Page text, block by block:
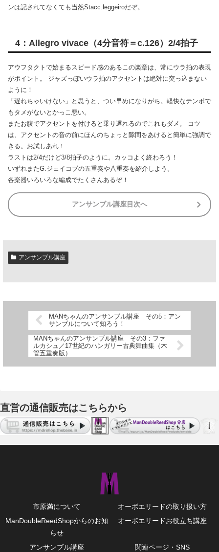
ンは記されてなくても当然Stacc.leggeiroだぞ。
4：Allegro vivace（4分音符＝c.126）2/4拍子
アウフタクトで始まるスピード感のあるこの楽章は、常にウラ拍の表現
がポイント。 ジャズっぽいウラ拍のアクセントは絶対に突っ込まない
ように！
「遅れちゃいけない」と思うと、つい早めになりがち。軽快なテンポで
もタメがないとかっこ悪い。
またお腹でアクセントを付けると乗り遅れるのでこれもダメ。 コツ
は、アクセントの音の前にほんのちょっと隙間をあけると簡単に強調で
きる。お試しあれ！
ラストは2/4だけど3/8拍子のように。カッコよく終わろう！
いずれまたG.ジェイコブの五重奏や八重奏を紹介しよう。
各楽器いろいろな編成でたくさんあるぞ！
アンサンブル講座目次へ
アンサンブル講座
MANちゃんのアンサンブル講座 その5：アン
サンブルについて知ろう！
MANちゃんのアンサンブル講座 その3：ファ
ルカシュ／17世紀のハンガリー古典舞曲集（木
管五重奏版）
直営の通信販売はこちらから
市原満について
オーボエリードの取り扱い方
ManDoubleReedShopからのお知
らせ
オーボエリードお役立ち講座
アンサンブル講座 関連ページ・SNS